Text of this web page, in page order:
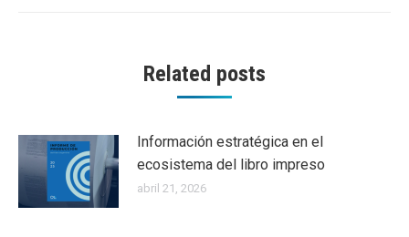
Related posts
Información estratégica en el
ecosistema del libro impreso
abril 21, 2026